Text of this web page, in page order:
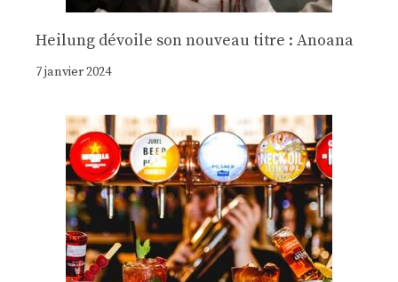
Heilung dévoile son nouveau titre : Anoana
7 janvier 2024